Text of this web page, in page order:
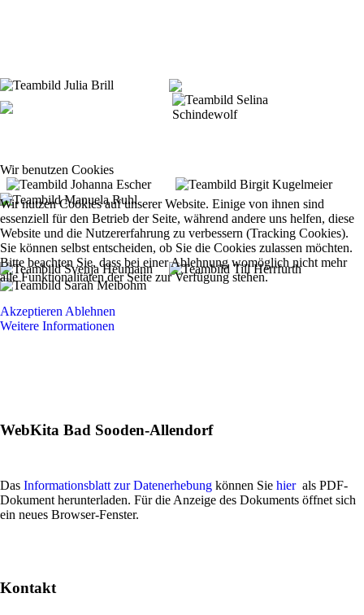
WebKita Bad Sooden-Allendorf
Das Informationsblatt zur Datenerhebung können Sie hierals PDF-
Dokument herunterladen. Für die Anzeige des Dokuments öffnet sich
ein neues Browser-Fenster.
Kontakt
Wir benutzen Cookies
Wir nutzen Cookies auf unserer Website. Einige von ihnen sind
essenziell für den Betrieb der Seite, während andere uns helfen, diese
Website und die Nutzererfahrung zu verbessern (Tracking Cookies).
Sie können selbst entscheiden, ob Sie die Cookies zulassen möchten.
Bitte beachten Sie, dass bei einer Ablehnung womöglich nicht mehr
alle Funktionalitäten der Seite zur Verfügung stehen.
Akzeptieren Ablehnen
Weitere Informationen